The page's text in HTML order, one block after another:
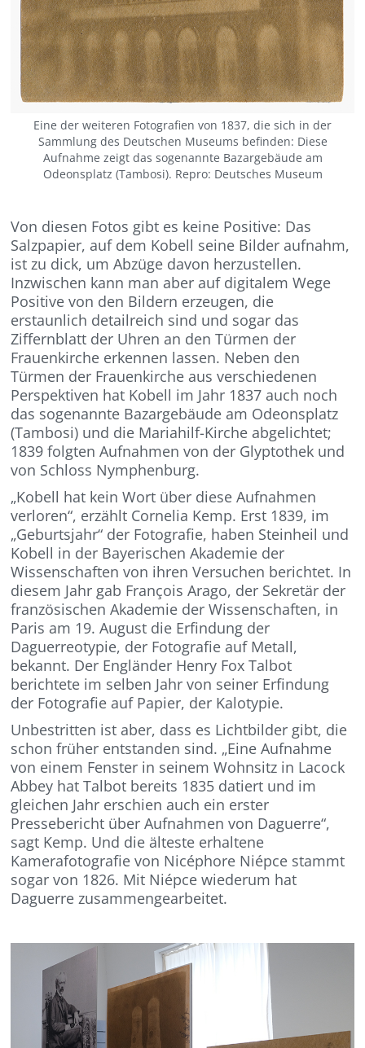
Eine der weiteren Fotografien von 1837, die sich in der
Sammlung des Deutschen Museums befinden: Diese
Aufnahme zeigt das sogenannte Bazargebäude am
Odeonsplatz (Tambosi). Repro: Deutsches Museum
Von diesen Fotos gibt es keine Positive: Das
Salzpapier, auf dem Kobell seine Bilder aufnahm,
ist zu dick, um Abzüge davon herzustellen.
Inzwischen kann man aber auf digitalem Wege
Positive von den Bildern erzeugen, die
erstaunlich detailreich sind und sogar das
Ziffernblatt der Uhren an den Türmen der
Frauenkirche erkennen lassen. Neben den
Türmen der Frauenkirche aus verschiedenen
Perspektiven hat Kobell im Jahr 1837 auch noch
das sogenannte Bazargebäude am Odeonsplatz
(Tambosi) und die Mariahilf-Kirche abgelichtet;
1839 folgten Aufnahmen von der Glyptothek und
von Schloss Nymphenburg.
„Kobell hat kein Wort über diese Aufnahmen
verloren“, erzählt Cornelia Kemp. Erst 1839, im
„Geburtsjahr“ der Fotografie, haben Steinheil und
Kobell in der Bayerischen Akademie der
Wissenschaften von ihren Versuchen berichtet. In
diesem Jahr gab François Arago, der Sekretär der
französischen Akademie der Wissenschaften, in
Paris am 19. August die Erfindung der
Daguerreotypie, der Fotografie auf Metall,
bekannt. Der Engländer Henry Fox Talbot
berichtete im selben Jahr von seiner Erfindung
der Fotografie auf Papier, der Kalotypie.
Unbestritten ist aber, dass es Lichtbilder gibt, die
schon früher entstanden sind. „Eine Aufnahme
von einem Fenster in seinem Wohnsitz in Lacock
Abbey hat Talbot bereits 1835 datiert und im
gleichen Jahr erschien auch ein erster
Pressebericht über Aufnahmen von Daguerre“,
sagt Kemp. Und die älteste erhaltene
Kamerafotografie von Nicéphore Niépce stammt
sogar von 1826. Mit Niépce wiederum hat
Daguerre zusammengearbeitet.